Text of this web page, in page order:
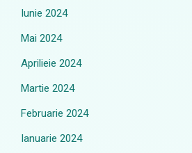
Iunie 2024
Mai 2024
Aprilieie 2024
Martie 2024
Februarie 2024
Ianuarie 2024